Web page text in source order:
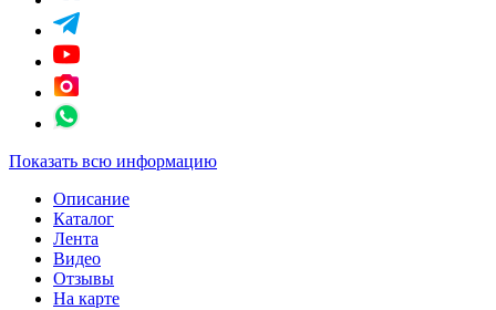
Показать всю информацию
Описание
Каталог
Лента
Видео
Отзывы
На карте